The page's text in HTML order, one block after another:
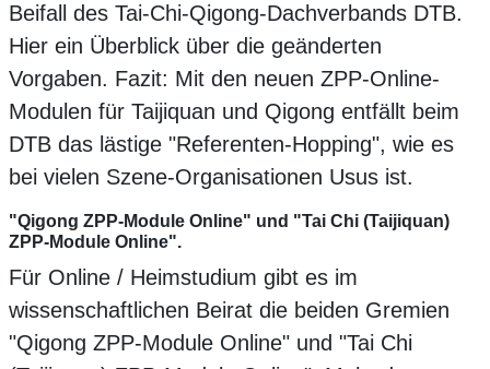
Beifall des Tai-Chi-Qigong-Dachverbands DTB.
Hier ein Überblick über die geänderten
Vorgaben. Fazit: Mit den neuen ZPP-Online-
Modulen für Taijiquan und Qigong entfällt beim
DTB das lästige "Referenten-Hopping", wie es
bei vielen Szene-Organisationen Usus ist.
"Qigong ZPP-Module Online" und "Tai Chi (Taijiquan)
ZPP-Module Online".
Für Online / Heimstudium gibt es im
wissenschaftlichen Beirat die beiden Gremien
"Qigong ZPP-Module Online" und "Tai Chi